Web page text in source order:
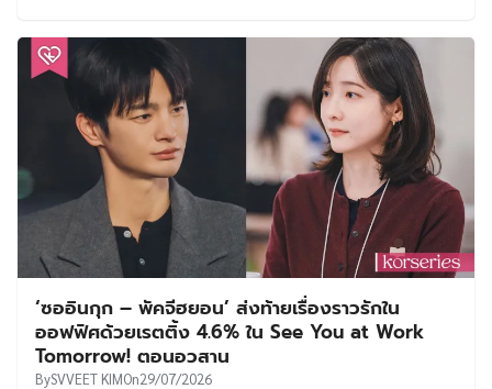
‘ซออินกุก – พัคจีฮยอน’ ส่งท้ายเรื่องราวรักใน
ออฟฟิศด้วยเรตติ้ง 4.6% ใน See You at Work
Tomorrow! ตอนอวสาน
BySVVEET KIMOn29/07/2026